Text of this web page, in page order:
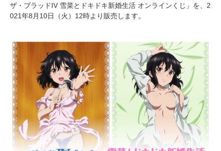
ザ・ブラッドIV 雪菜とドキドキ新婚生活 オンラインくじ」を、2
021年8月10日（火）12時より販売します。